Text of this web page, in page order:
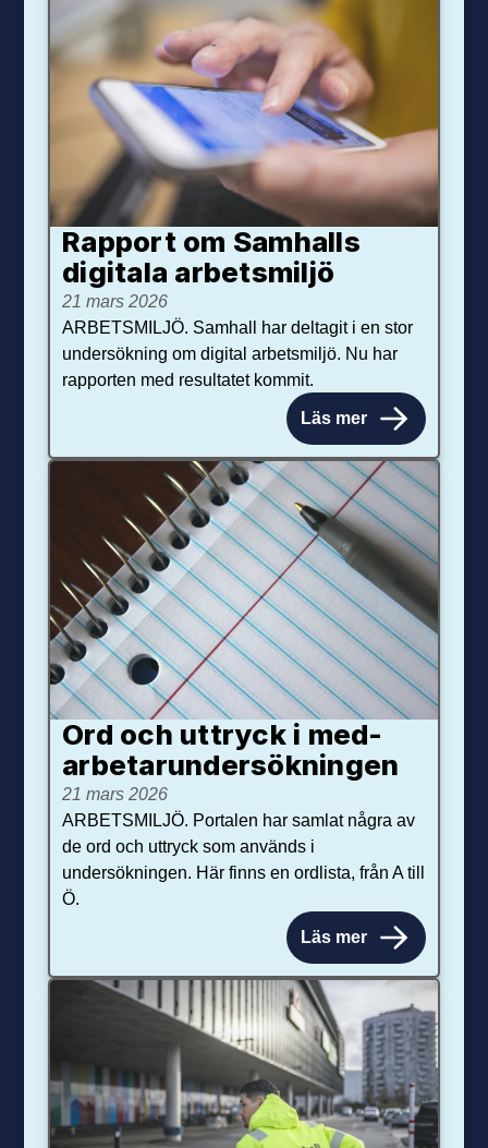
Rapport om Samhalls
digitala arbetsmiljö
21 mars 2026
ARBETSMILJÖ. Samhall har deltagit i en stor
undersökning om digital arbetsmiljö. Nu har
rapporten med resultatet kommit.
Läs mer
Ord och uttryck i med­­
arbetar­­under­sökningen
21 mars 2026
ARBETSMILJÖ. Portalen har samlat några av
de ord och uttryck som används i
undersökningen. Här finns en ordlista, från A till
Ö.
Läs mer